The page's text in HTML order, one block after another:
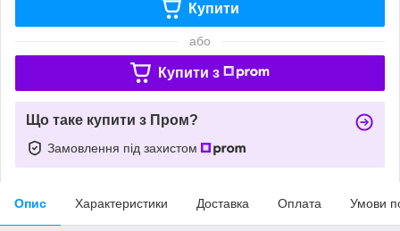
Купити
або
Купити з
Що таке купити з Пром?
Замовлення під захистом
Опис Характеристики Доставка Оплата Умови